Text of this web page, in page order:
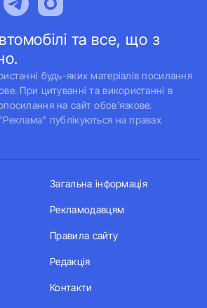
та все, що з
будь-яких матеріалів посилання
При цитуванні та використанні в
на сайт обов'язкове.
публікуються на правах
Загальна інформація
Рекламодавцям
Правила сайту
Редакція
Контакти